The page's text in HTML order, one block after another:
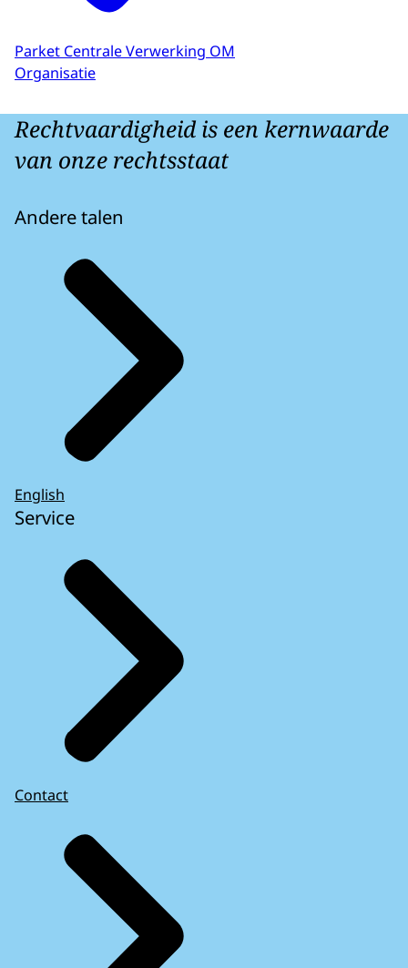
Parket Centrale Verwerking OM
Organisatie
Rechtvaardigheid is een kernwaarde
van onze rechtsstaat
Andere talen
English
Service
Contact